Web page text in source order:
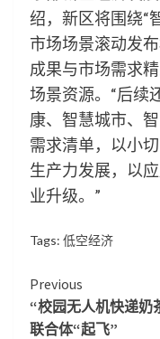
绍，新区将围绕“
市场场景滚动发
成果与市场需求
场景资源。“后续
康、智慧城市、
需求清单，以小
生产力发展，以
业升级。”
Tags: 低空经济
Continue
Reading
Previous
“校园无人机快递奶
联合体“起飞”